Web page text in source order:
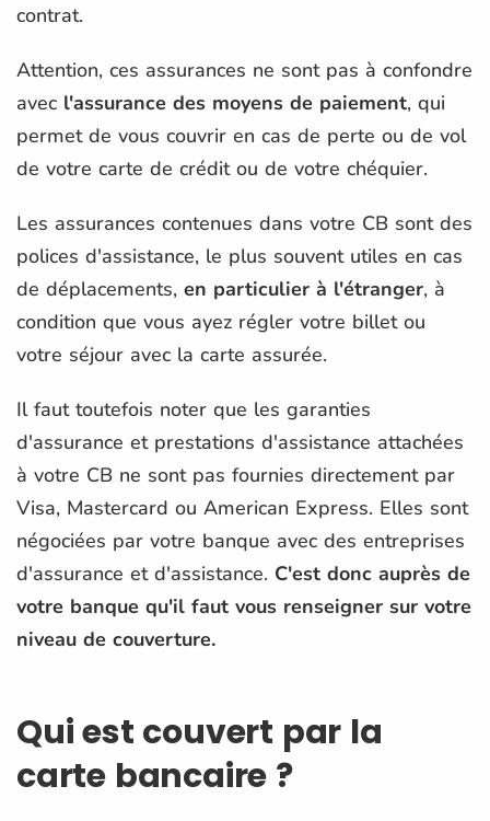
contrat.
Attention, ces assurances ne sont pas à confondre
avec l'assurance des moyens de paiement, qui
permet de vous couvrir en cas de perte ou de vol
de votre carte de crédit ou de votre chéquier.
Les assurances contenues dans votre CB sont des
polices d'assistance, le plus souvent utiles en cas
de déplacements, en particulier à l'étranger, à
condition que vous ayez régler votre billet ou
votre séjour avec la carte assurée.
Il faut toutefois noter que les garanties
d'assurance et prestations d'assistance attachées
à votre CB ne sont pas fournies directement par
Visa, Mastercard ou American Express. Elles sont
négociées par votre banque avec des entreprises
d'assurance et d'assistance. C'est donc auprès de
votre banque qu'il faut vous renseigner sur votre
niveau de couverture.
Qui est couvert par la
carte bancaire ?